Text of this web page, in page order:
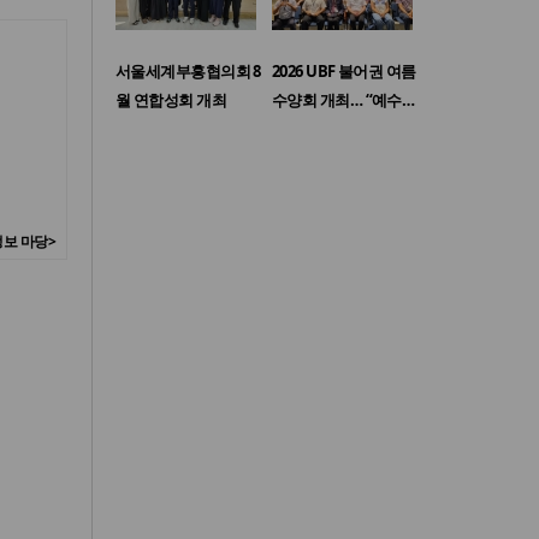
마당>
서울세계부흥협의회 8
월 연합성회 개최
2026 UBF 불어권 여름
수양회 개최… “예수…